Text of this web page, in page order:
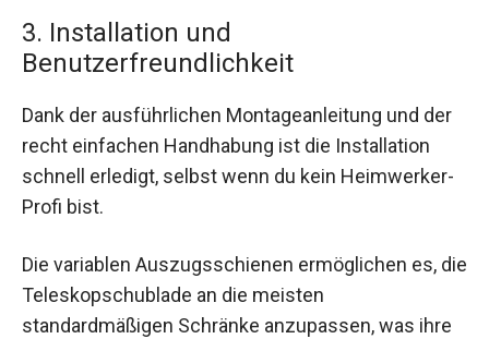
3. Installation und
Benutzerfreundlichkeit
Dank der ausführlichen Montageanleitung und der
recht einfachen Handhabung ist die Installation
schnell erledigt, selbst wenn du kein Heimwerker-
Profi bist.
Die variablen Auszugsschienen ermöglichen es, die
Teleskopschublade an die meisten
standardmäßigen Schränke anzupassen, was ihre